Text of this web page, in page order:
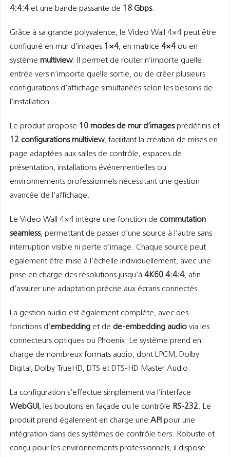
4:4:4et une bande passante de 18 Gbps.
Grâce à sa grande polyvalence, le Video Wall 4×4 peut être
configuré en mur d’images 1×4, en matrice 4×4ou en
système multiview. Il permet de router n’importe quelle
entrée vers n’importe quelle sortie, ou de créer plusieurs
configurations d’affichage simultanées selon les besoins de
l’installation.
Le produit propose 10 modes de mur d’imagesprédéfinis et
12 configurations multiview, facilitant la création de mises en
page adaptées aux salles de contrôle, espaces de
présentation, installations événementielles ou
environnements professionnels nécessitant une gestion
avancée de l’affichage.
Le Video Wall 4×4 intègre une fonction de commutation
seamless, permettant de passer d’une source à l’autre sans
interruption visible ni perte d’image. Chaque source peut
également être mise à l’échelle individuellement, avec une
prise en charge des résolutions jusqu’à 4K60 4:4:4, afin
d’assurer une adaptation précise aux écrans connectés.
La gestion audio est également complète, avec des
fonctions d’embeddinget de de-embedding audiovia les
connecteurs optiques ou Phoenix. Le système prend en
charge de nombreux formats audio, dont LPCM, Dolby
Digital, Dolby TrueHD, DTS et DTS-HD Master Audio.
La configuration s’effectue simplement via l’interface
WebGUI , les boutons en façade ou le contrôle RS-232. Le
produit prend également en charge une API pour une
intégration dans des systèmes de contrôle tiers. Robuste et
conçu pour les environnements professionnels, il dispose